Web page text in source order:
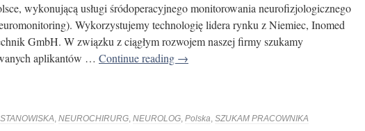
wykonującą usługi śródoperacyjnego monitorowania neurofizjologicznego
Wykorzystujemy technologię lidera rynku z Niemiec, Inomed
GmbH. W związku z ciągłym rozwojem naszej firmy szukamy
aplikantów … Continue reading →
, NEUROCHIRURG, NEUROLOG, Polska, SZUKAM PRACOWNIKA